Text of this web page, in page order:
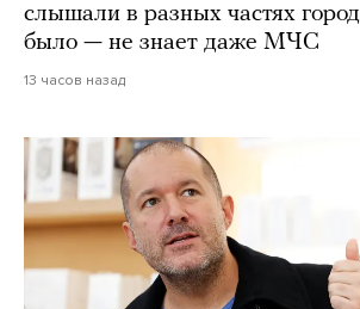
слышали в разных частях
было — не знает даже МЧС
13 часов назад